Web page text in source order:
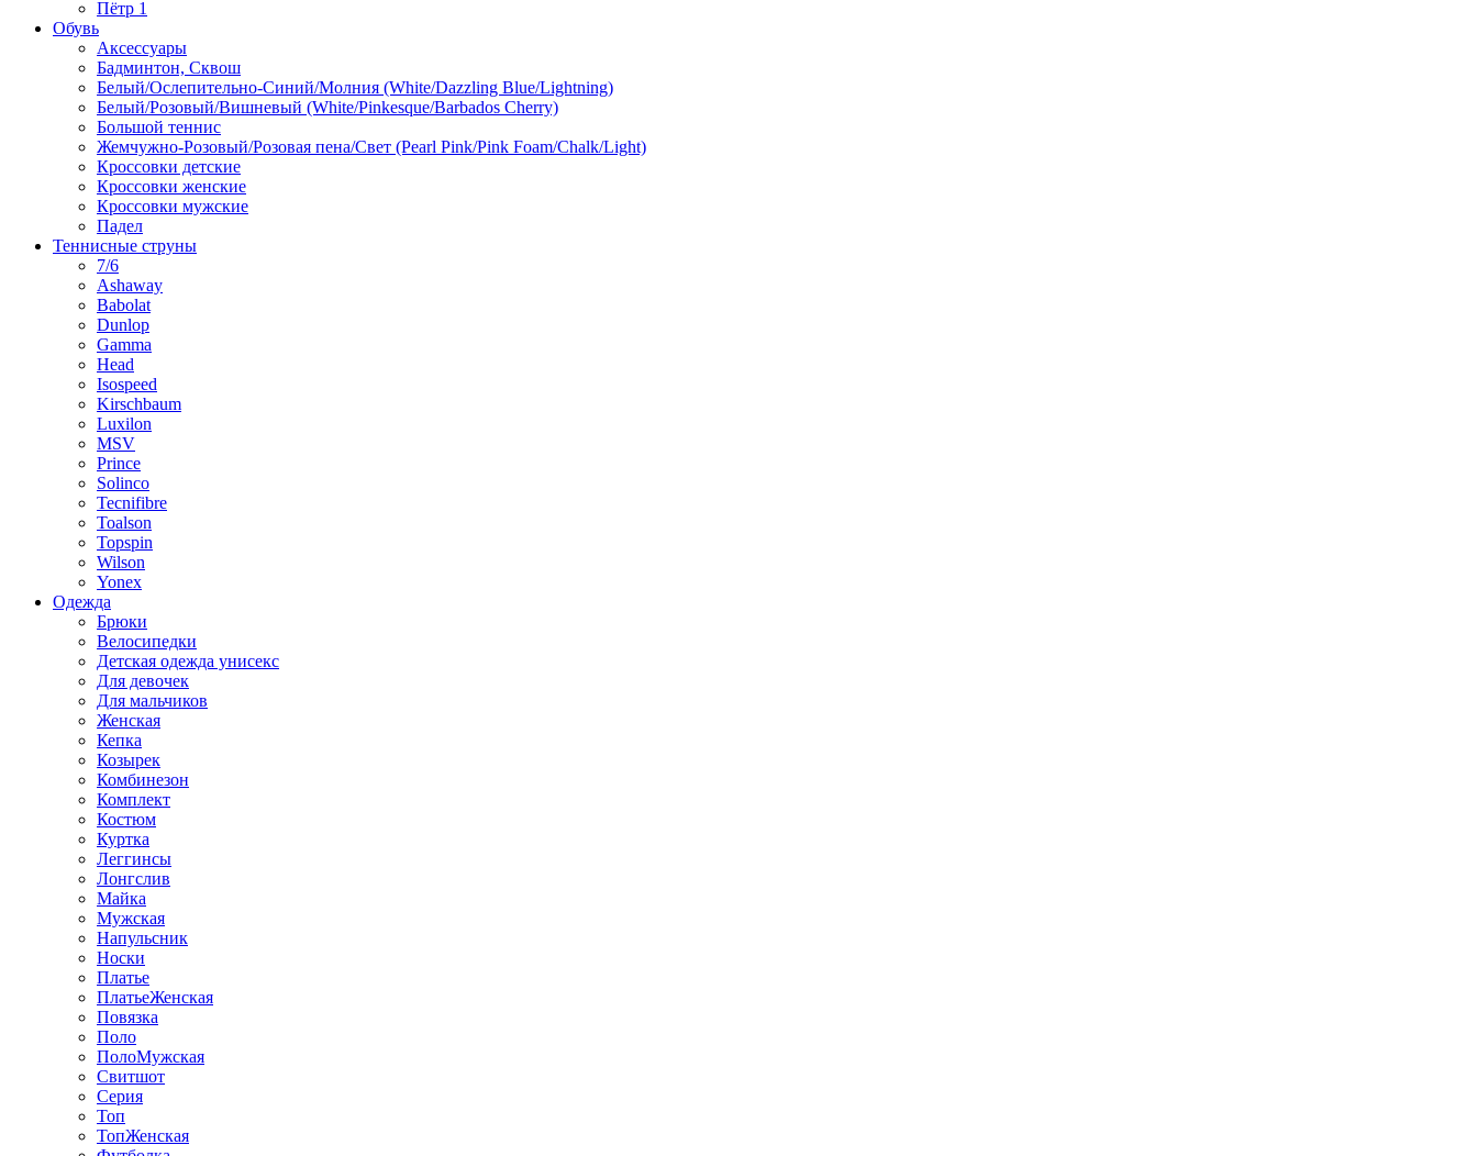
Пётр 1
Обувь
Аксессуары
Бадминтон, Сквош
Белый/Ослепительно-Синий/Молния (White/Dazzling Blue/Lightning)
Белый/Розовый/Вишневый (White/Pinkesque/Barbados Cherry)
Большой теннис
Жемчужно-Розовый/Розовая пена/Свет (Pearl Pink/Pink Foam/Chalk/Light)
Кроссовки детские
Кроссовки женские
Кроссовки мужские
Падел
Теннисные струны
7/6
Ashaway
Babolat
Dunlop
Gamma
Head
Isospeed
Kirschbaum
Luxilon
MSV
Prince
Solinco
Tecnifibre
Toalson
Topspin
Wilson
Yonex
Одежда
Брюки
Велосипедки
Детская одежда унисекс
Для девочек
Для мальчиков
Женская
Кепка
Козырек
Комбинезон
Комплект
Костюм
Куртка
Леггинсы
Лонгслив
Майка
Мужская
Напульсник
Носки
Платье
ПлатьеЖенская
Повязка
Поло
ПолоМужская
Свитшот
Серия
Топ
ТопЖенская